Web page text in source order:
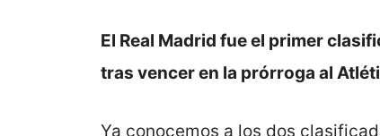
El Real Madrid fue el primer
tras vencer en la prórroga al
Ya conocemos a los dos